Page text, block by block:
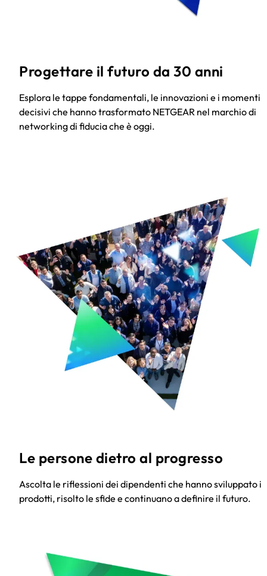
Progettare il futuro da 30 anni
Esplora le tappe fondamentali, le innovazioni e i momenti
decisivi che hanno trasformato NETGEAR nel marchio di
networking di fiducia che è oggi.
Le persone dietro al progresso
Ascolta le riflessioni dei dipendenti che hanno sviluppato i
prodotti, risolto le sfide e continuano a definire il futuro.